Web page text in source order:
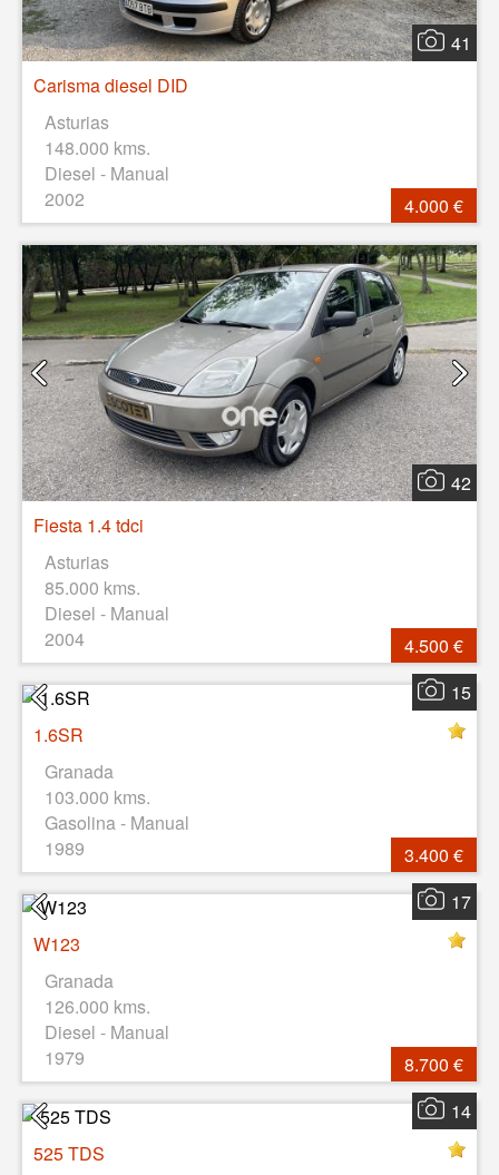
41
Carisma diesel DID
Asturias
148.000 kms.
Diesel - Manual
2002
4.000 €
42
Fiesta 1.4 tdci
Asturias
85.000 kms.
Diesel - Manual
2004
4.500 €
15
1.6SR
Granada
103.000 kms.
Gasolina - Manual
1989
3.400 €
17
W123
Granada
126.000 kms.
Diesel - Manual
1979
8.700 €
14
525 TDS